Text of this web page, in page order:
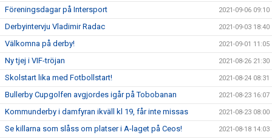
Föreningsdagar på Intersport 2021-09-06 09:10
Derbyintervju Vladimir Radac 2021-09-03 18:40
Välkomna på derby! 2021-09-01 11:05
Ny tjej i VIF-tröjan 2021-08-26 21:30
Skolstart lika med Fotbollstart! 2021-08-24 08:31
Bullerby Cupgolfen avgjordes igår på Tobobanan 2021-08-23 16:07
Kommunderby i damfyran ikväll kl 19, får inte missas 2021-08-23 08:00
Se killarna som slåss om platser i A-laget på Ceos! 2021-08-18 14:03